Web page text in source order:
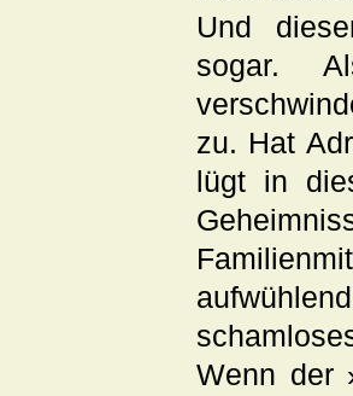
Und
sogar.
zu. Hat
lügt in
Wenn der